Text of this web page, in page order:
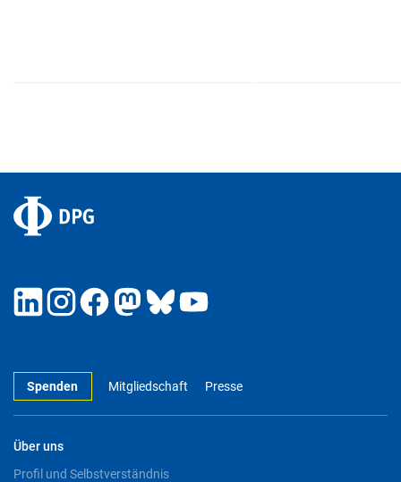
Spenden Mitgliedschaft Presse
Über uns
Profil und Selbstverständnis